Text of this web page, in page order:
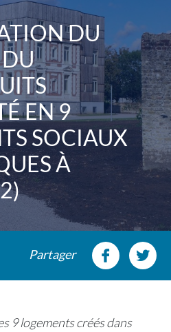
DU
EN 9
SOCIAUX
À
Partager
9 logements créés dans